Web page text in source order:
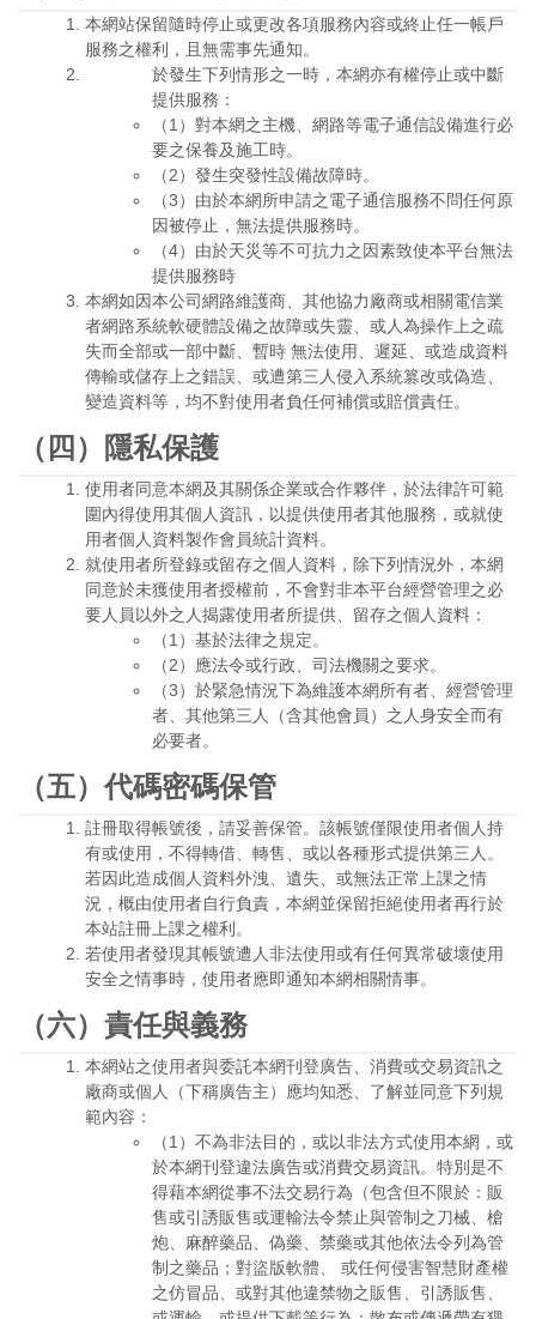
本網站保留隨時停止或更改各項服務內容或終止任一帳戶
服務之權利，且無需事先通知。
於發生下列情形之一時，本網亦有權停止或中斷
提供服務：
（1）對本網之主機、網路等電子通信設備進行必
要之保養及施工時。
（2）發生突發性設備故障時。
（3）由於本網所申請之電子通信服務不問任何原
因被停止，無法提供服務時。
（4）由於天災等不可抗力之因素致使本平台無法
提供服務時
本網如因本公司網路維護商、其他協力廠商或相關電信業
者網路系統軟硬體設備之故障或失靈、或人為操作上之疏
失而全部或一部中斷、暫時 無法使用、遲延、或造成資料
傳輸或儲存上之錯誤、或遭第三人侵入系統篡改或偽造、
變造資料等，均不對使用者負任何補償或賠償責任。
（四）隱私保護
使用者同意本網及其關係企業或合作夥伴，於法律許可範
圍內得使用其個人資訊，以提供使用者其他服務，或就使
用者個人資料製作會員統計資料。
就使用者所登錄或留存之個人資料，除下列情況外，本網
同意於未獲使用者授權前，不會對非本平台經營管理之必
要人員以外之人揭露使用者所提供、留存之個人資料：
（1）基於法律之規定。
（2）應法令或行政、司法機關之要求。
（3）於緊急情況下為維護本網所有者、經營管理
者、其他第三人（含其他會員）之人身安全而有
必要者。
（五）代碼密碼保管
註冊取得帳號後，請妥善保管。該帳號僅限使用者個人持
有或使用，不得轉借、轉售、或以各種形式提供第三人。
若因此造成個人資料外洩、遺失、或無法正常上課之情
況，概由使用者自行負責，本網並保留拒絕使用者再行於
本站註冊上課之權利。
若使用者發現其帳號遭人非法使用或有任何異常破壞使用
安全之情事時，使用者應即通知本網相關情事。
（六）責任與義務
本網站之使用者與委託本網刊登廣告、消費或交易資訊之
廠商或個人（下稱廣告主）應均知悉、了解並同意下列規
範內容：
（1）不為非法目的，或以非法方式使用本網，或
於本網刊登違法廣告或消費交易資訊。特別是不
得藉本網從事不法交易行為（包含但不限於：販
售或引誘販售或運輸法令禁止與管制之刀械、槍
炮、麻醉藥品、偽藥、禁藥或其他依法令列為管
制之藥品；對盜版軟體、 或任何侵害智慧財產權
之仿冒品、或對其他違禁物之販售、引誘販售、